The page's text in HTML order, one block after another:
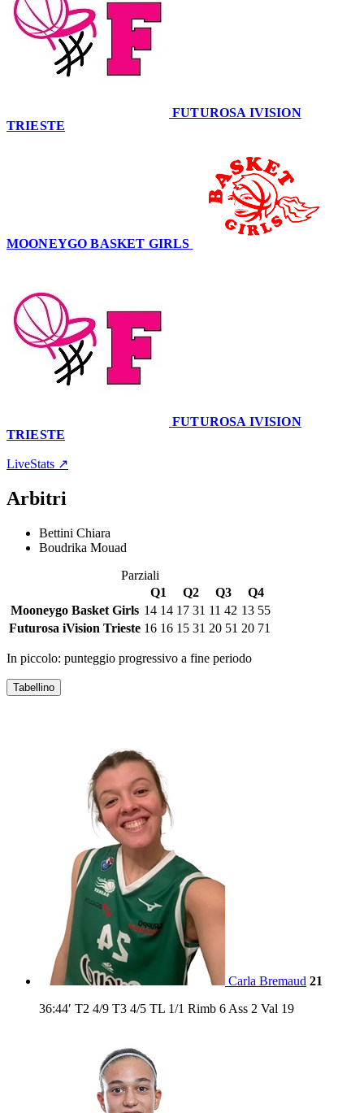
FUTUROSA IVISION
TRIESTE
MOONEYGO BASKET GIRLS
FUTUROSA IVISION
TRIESTE
LiveStats ↗
Arbitri
Bettini Chiara
Boudrika Mouad
Parziali
Q1
Q2 Q3
Q4
Mooneygo Basket Girls 14 14 17 31 11 42 13 55
Futurosa iVision Trieste 16 16 15 31 20 51 20 71
In piccolo: punteggio progressivo a fine periodo
Tabellino
Carla Bremaud 21
36:44′ T2 4/9 T3 4/5 TL 1/1 Rimb 6 Ass 2 Val 19